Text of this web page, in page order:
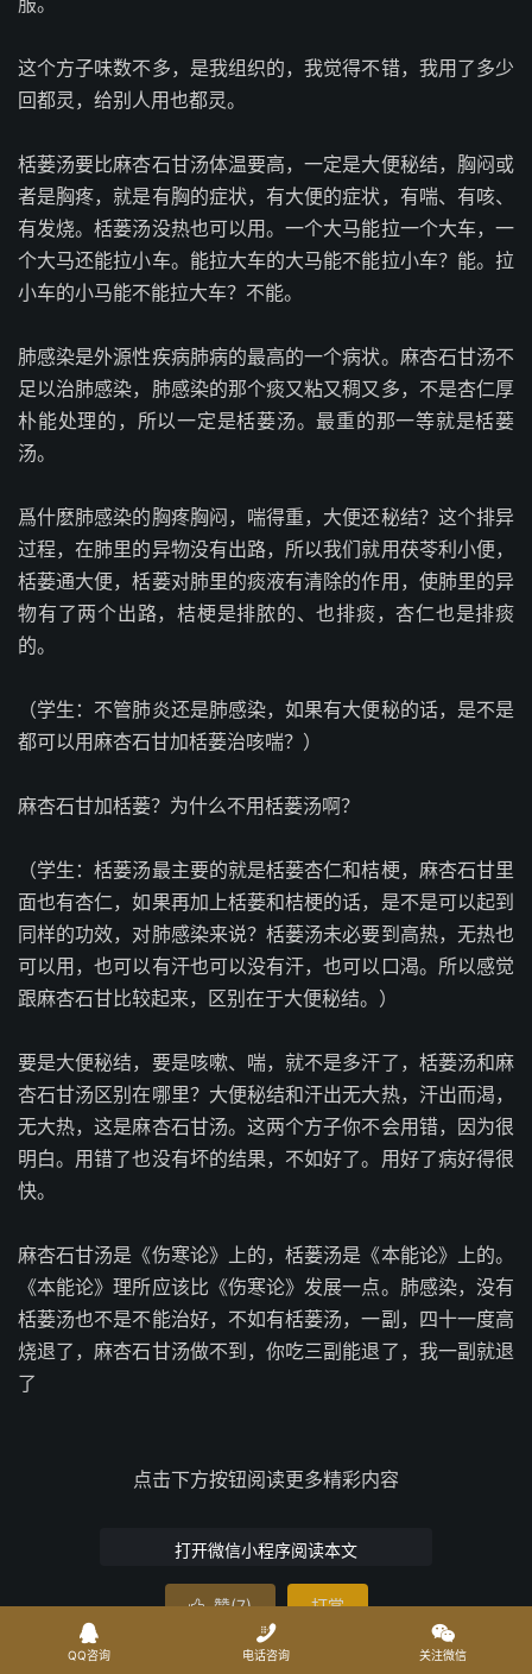
这个方子味数不多，是我组织的，我觉得不错，我用了多少
回都灵，给别人用也都灵。
栝蒌汤要比麻杏石甘汤体温要高，一定是大便秘结，胸闷或
者是胸疼，就是有胸的症状，有大便的症状，有喘、有咳、
有发烧。栝蒌汤没热也可以用。一个大马能拉一个大车，一
个大马还能拉小车。能拉大车的大马能不能拉小车？能。拉
小车的小马能不能拉大车？不能。
肺感染是外源性疾病肺病的最高的一个病状。麻杏石甘汤不
足以治肺感染，肺感染的那个痰又粘又稠又多，不是杏仁厚
朴能处理的，所以一定是栝蒌汤。最重的那一等就是栝蒌
汤。
爲什麽肺感染的胸疼胸闷，喘得重，大便还秘结？这个排异
过程，在肺里的异物没有出路，所以我们就用茯苓利小便，
栝蒌通大便，栝蒌对肺里的痰液有清除的作用，使肺里的异
物有了两个出路，桔梗是排脓的、也排痰，杏仁也是排痰
的。
（学生：不管肺炎还是肺感染，如果有大便秘的话，是不是
都可以用麻杏石甘加栝蒌治咳喘？）
麻杏石甘加栝蒌？为什么不用栝蒌汤啊？
（学生：栝蒌汤最主要的就是栝蒌杏仁和桔梗，麻杏石甘里
面也有杏仁，如果再加上栝蒌和桔梗的话，是不是可以起到
同样的功效，对肺感染来说？栝蒌汤未必要到高热，无热也
可以用，也可以有汗也可以没有汗，也可以口渴。所以感觉
跟麻杏石甘比较起来，区别在于大便秘结。）
要是大便秘结，要是咳嗽、喘，就不是多汗了，栝蒌汤和麻
杏石甘汤区别在哪里？大便秘结和汗出无大热，汗出而渴，
无大热，这是麻杏石甘汤。这两个方子你不会用错，因为很
明白。用错了也没有坏的结果，不如好了。用好了病好得很
快。
麻杏石甘汤是《伤寒论》上的，栝蒌汤是《本能论》上的。
《本能论》理所应该比《伤寒论》发展一点。肺感染，没有
栝蒌汤也不是不能治好，不如有栝蒌汤，一副，四十一度高
烧退了，麻杏石甘汤做不到，你吃三副能退了，我一副就退
了
点击下方按钮阅读更多精彩内容
打开微信小程序阅读本文
 赞(7) 打赏

QQ咨询

电话咨询

关注微信